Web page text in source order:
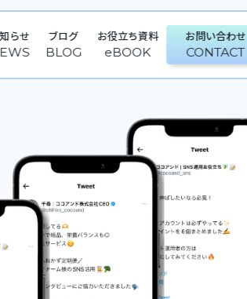
らせ ブログ お役立ち資料 お問い合わせ